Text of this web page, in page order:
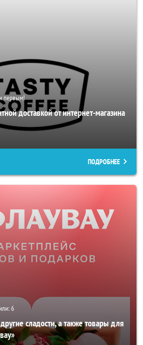
первым!
доставкой от интернет-магазина
ПОДРОБНЕЕ
6
сладости, а также товары для